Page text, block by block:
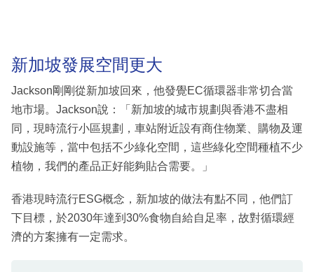
新加坡發展空間更大
Jackson剛剛從新加坡回來，他發覺EC循環器非常切合當
地市場。Jackson說：「新加坡的城市規劃與香港不盡相
同，現時流行小區規劃，車站附近設有商住物業、購物及運
動設施等，當中包括不少綠化空間，這些綠化空間種植不少
植物，我們的產品正好能夠貼合需要。」
香港現時流行ESG概念，新加坡的做法有點不同，他們訂
下目標，於2030年達到30%食物自給自足率，故對循環經
濟的方案擁有一定需求。